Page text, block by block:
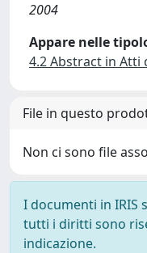
2004
Appare nelle
4.2 Abstract in Atti
File in questo
Non ci sono file
I documenti in IRIS
tutti i diritti sono
indicazione.